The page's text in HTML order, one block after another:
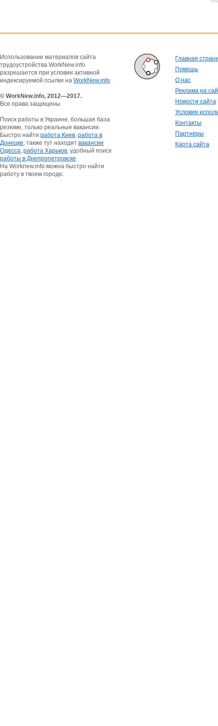
Использование материалов сайта
трудоустройства WorkNew.info
разрешается при условии активной
индексируемой ссылки на WorkNew.info
© WorkNew.info, 2012—2017.
Все права защищены.
Поиск работы в Украине, большая база
резюме, только реальные вакансии.
Быстро найти работа Киев, работа в
Донецке, также тут находят вакансии
Одесса, работа Харьков, удобный поиск
работы в Днепропетровске
На Worknew.info можна быстро найти
работу в твоем городе.
Главная
Помощь
О нас
Реклама на
Новости сайта
Условия
Контакты
Партнеры
Карта сайта